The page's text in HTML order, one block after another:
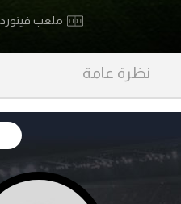
ملعب فينورد
نظرة عامة